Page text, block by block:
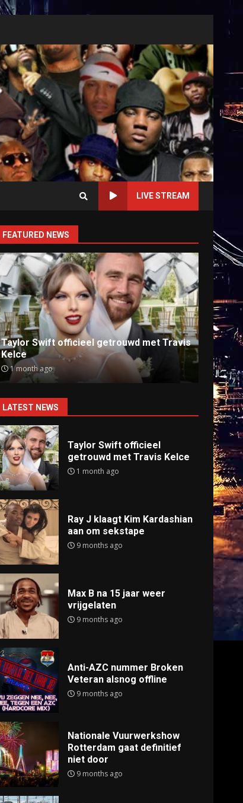
LIVE STREAM
FEATURED NEWS
Ray J klaagt Kim Kardashian aan om
sekstape
9 months ago
Anti-
9
LATEST NEWS
Taylor Swift officieel
getrouwd met Travis Kelce
1 month ago
Ray J klaagt Kim Kardashian
aan om sekstape
9 months ago
Max B na 15 jaar weer
vrijgelaten
9 months ago
Anti-AZC nummer Broken
Veteran alsnog offline
9 months ago
Nationale Vuurwerkshow
Rotterdam gaat definitief
niet door
9 months ago